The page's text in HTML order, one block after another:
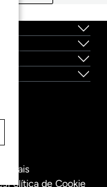
Política de Cookie